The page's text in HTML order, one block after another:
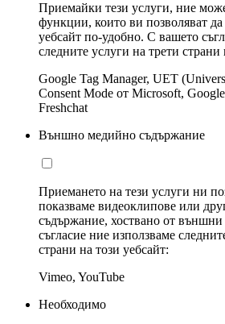
Приемайки тези услуги, ние
функции, които ви позволяват
уебсайт по-удобно. С вашето
следните услуги на трети страни
Google Tag Manager, UET
Consent Mode от Microsoft,
Freshchat
Външно медийно съдържание
Приемането на тези услуги ни
показваме видеоклипове или
съдържание, хоствано от
съгласие ние използваме
страни на този уебсайт:
Vimeo, YouTube
Необходимо